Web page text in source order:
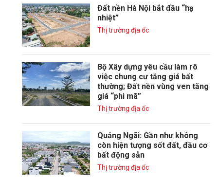
Đất nền Hà Nội bắt đầu “hạ
nhiệt”
Thị trường địa ốc
Bộ Xây dựng yêu cầu làm rõ
việc chung cư tăng giá bất
thường; Đất nền vùng ven tăng
giá “phi mã”
Thị trường địa ốc
Quảng Ngãi: Gần như không
còn hiện tượng sốt đất, đầu cơ
bất động sản
Thị trường địa ốc